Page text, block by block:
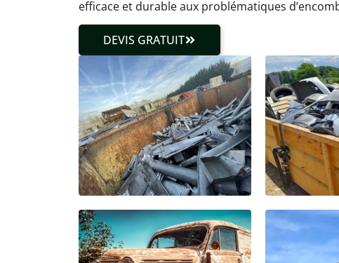
efficace et durable aux problématiques
DEVIS GRATUIT